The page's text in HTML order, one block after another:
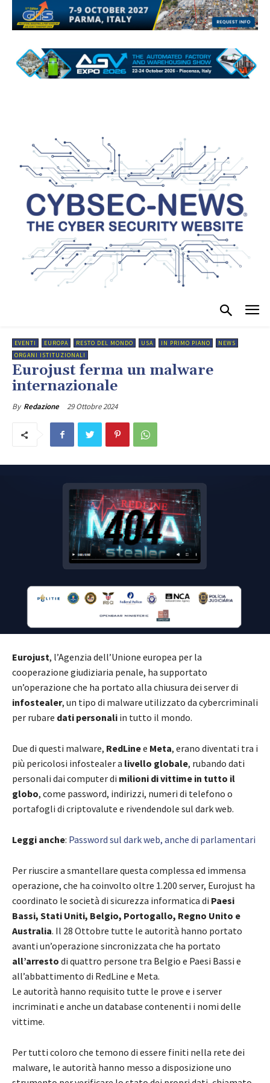
EVENTI EUROPA RESTO DEL MONDO USA IN PRIMO PIANO
NEWS
ORGANI ISTITUZIONALI
Eurojust ferma un malware
internazionale
By Redazione 29 Ottobre 2024
Eurojust, l’Agenzia dell’Unione europea per la
cooperazione giudiziaria penale, ha supportato
un’operazione che ha portato alla chiusura dei server di
infostealer, un tipo di malware utilizzato da cybercriminali
per rubare dati personali in tutto il mondo.
Due di questi malware, RedLinee Meta, erano diventati tra i
più pericolosi infostealer a livello globale, rubando dati
personali dai computer di milioni di vittime in tutto il
globo, come password, indirizzi, numeri di telefono o
portafogli di criptovalute e rivendendole sul dark web.
Leggi anche: Password sul dark web, anche di parlamentari
Per riuscire a smantellare questa complessa ed immensa
operazione, che ha coinvolto oltre 1.200 server, Eurojust ha
coordinato le società di sicurezza informatica di Paesi
Bassi, Stati Uniti, Belgio, Portogallo, Regno Unito e
Australia. Il 28 Ottobre tutte le autorità hanno portato
avanti un’operazione sincronizzata che ha portato
all’arresto di quattro persone tra Belgio e Paesi Bassi e
all’abbattimento di RedLine e Meta.
Le autorità hanno requisito tutte le prove e i server
incriminati e anche un database contenenti i nomi delle
vittime.
Per tutti coloro che temono di essere finiti nella rete dei
malware, le autorità hanno messo a disposizione uno